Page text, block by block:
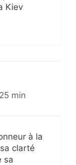
Kiev
min
à la
clarté
sa